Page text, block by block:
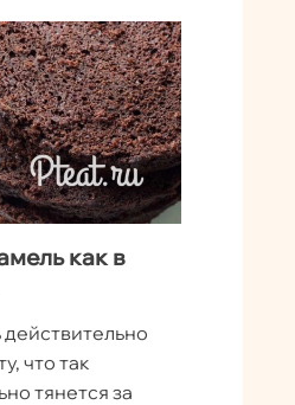
как в
что так
тянется за